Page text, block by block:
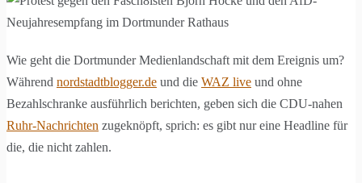
Wie geht die Dortmunder Medienlandschaft mit dem Ereignis um?
Während nordstadtblogger.de und die WAZ live und ohne
Bezahlschranke ausführlich berichten, geben sich die CDU-nahen
Ruhr-Nachrichten zugeknöpft, sprich: es gibt nur eine Headline für
die, die nicht zahlen.